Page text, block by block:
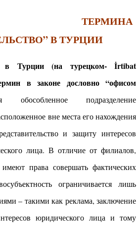
ТЕРМИНА
В ТУРЦИИ
в Турции (на турецком- İrtibat
в законе дословно “офисом
обособленное подразделение
вне места его нахождения
и защиту интересов
лица. В отличие от филиалов,
имеют права совершать фактических
ограничивается лишь
– такими как реклама, заключение
юридического лица и тому